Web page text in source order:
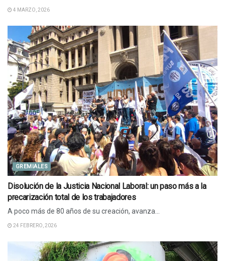
4 MARZO, 2026
GREMIALES
Disolución de la Justicia Nacional Laboral: un paso más a la
precarización total de los trabajadores
A poco más de 80 años de su creación, avanza...
24 FEBRERO, 2026